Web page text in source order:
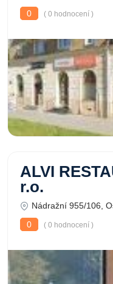
0
( 0 hodnocení )
ALVI
r.o.
Nádražní 955/106,
0
( 0 hodnocení )